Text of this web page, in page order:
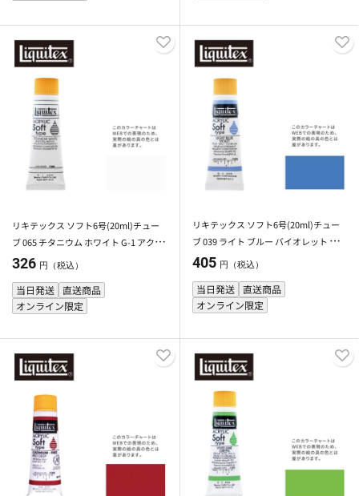
リキテックス ソフト6号(20ml)チュー
ブ 065 チタニウム ホワイト G-1 アクリ
ル絵具 Liquitex
326 円（税込）
当日発送 直送商品
オンライン限定
リキテックス ソフト6号(20ml)チュー
ブ 039 ライト ブルー バイオレット G-2
アクリル絵具 Liquitex
405 円（税込）
当日発送
直送商品
オンライン限定